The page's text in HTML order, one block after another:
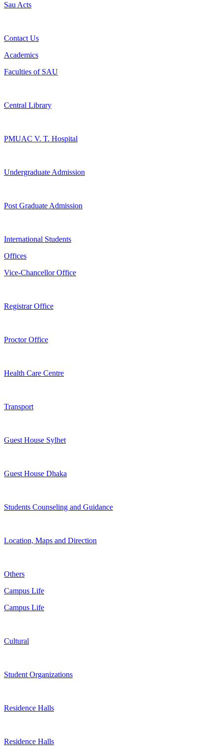
Sau Acts
Contact Us
Academics
Faculties of SAU
Central Library
PMUAC V. T. Hospital
Undergraduate Admission
Post Graduate Admission
International Students
Offices
Vice-Chancellor Office
Registrar Office
Proctor Office
Health Care Centre
Transport
Guest House Sylhet
Guest House Dhaka
Students Counseling and Guidance
Location, Maps and Direction
Others
Campus Life
Campus Life
Cultural
Student Organizations
Residence Halls
Residence Halls